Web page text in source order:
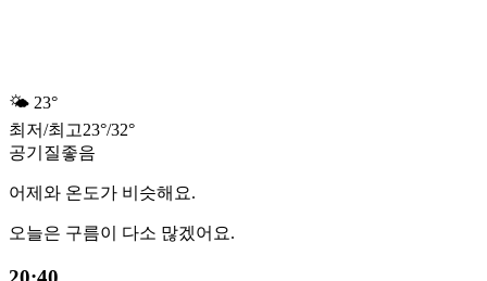
🌤️ 23°
최저/최고23°/32°
공기질좋음
어제와 온도가 비슷해요.
오늘은 구름이 다소 많겠어요.